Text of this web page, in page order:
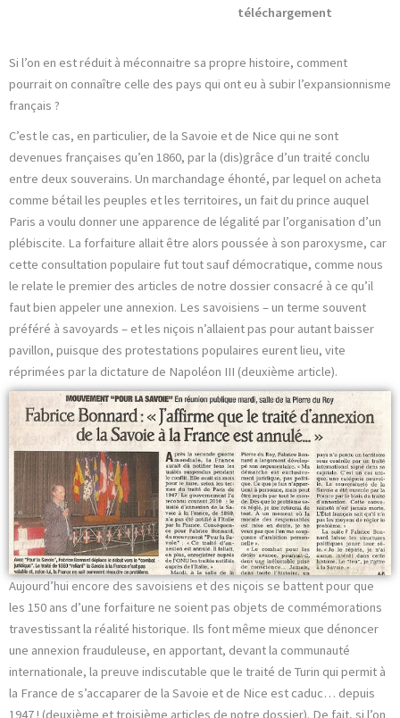
téléchargement
Si l’on en est réduit à méconnaitre sa propre histoire, comment
pourrait on connaître celle des pays qui ont eu à subir l’expansionnisme
français ?
C’est le cas, en particulier, de la Savoie et de Nice qui ne sont
devenues françaises qu’en 1860, par la (dis)grâce d’un traité conclu
entre deux souverains. Un marchandage éhonté, par lequel on acheta
comme bétail les peuples et les territoires, un fait du prince auquel
Paris a voulu donner une apparence de légalité par l’organisation d’un
plébiscite. La forfaiture allait être alors poussée à son paroxysme, car
cette consultation populaire fut tout sauf démocratique, comme nous
le relate le premier des articles de notre dossier consacré à ce qu’il
faut bien appeler une annexion. Les savoisiens – un terme souvent
préféré à savoyards – et les niçois n’allaient pas pour autant baisser
pavillon, puisque des protestations populaires eurent lieu, vite
réprimées par la dictature de Napoléon III (deuxième article).
Aujourd’hui encore des savoisiens et des niçois se battent pour que
les 150 ans d’une forfaiture ne soient pas objets de commémorations
travestissant la réalité historique. Ils font même mieux que dénoncer
une annexion frauduleuse, en apportant, devant la communauté
internationale, la preuve indiscutable que le traité de Turin qui permit à
la France de s’accaparer de la Savoie et de Nice est caduc… depuis
1947 ! (deuxième et troisième articles de notre dossier). De fait, si l’on